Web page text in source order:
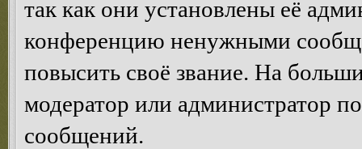
так как они установлены её
конференцию ненужными
повысить своё звание. На
модератор или администратор
сообщений.